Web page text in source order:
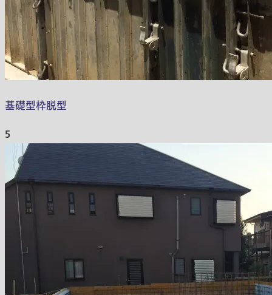
基礎型枠脱型
5